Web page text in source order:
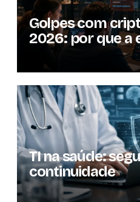
Golpes com
2026: por que a
se tornou um
resiliência
TI na saúde:
continuidade